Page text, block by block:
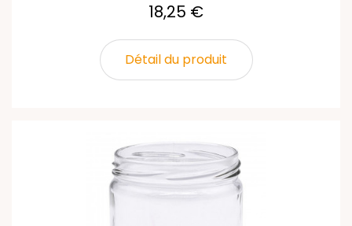
18,25 €
Détail du produit